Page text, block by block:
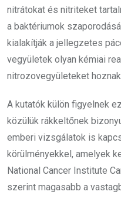
nitrátokat és nitriteket
a baktériumok
kialakítják a jellegzetes
vegyületek olyan kémiai
nitrozovegyületeket
A kutatók külön figyelnek
közülük rákkeltőnek
emberi vizsgálatok is
körülményekkel, amelyek
National Cancer Institute
szerint magasabb a